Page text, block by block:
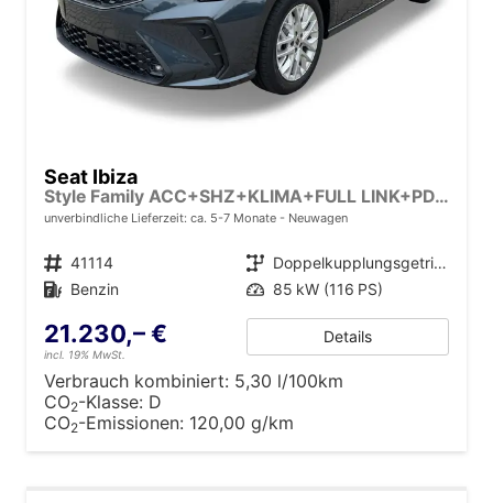
Seat Ibiza
Style Family ACC+SHZ+KLIMA+FULL LINK+PDC+LED+16" ALU
unverbindliche Lieferzeit: ca. 5-7 Monate Neuwagen
Fahrzeugnr. 41114 Getriebe
Doppelkupplungsgetriebe (DSG)
Kraftstoff Benzin Leistung 85 kW (116 PS)
21.230,– €
incl. 19% MwSt.
Details
Verbrauch kombiniert: 5,30 l/100km
CO2-Klasse: D
CO2-Emissionen: 120,00 g/km